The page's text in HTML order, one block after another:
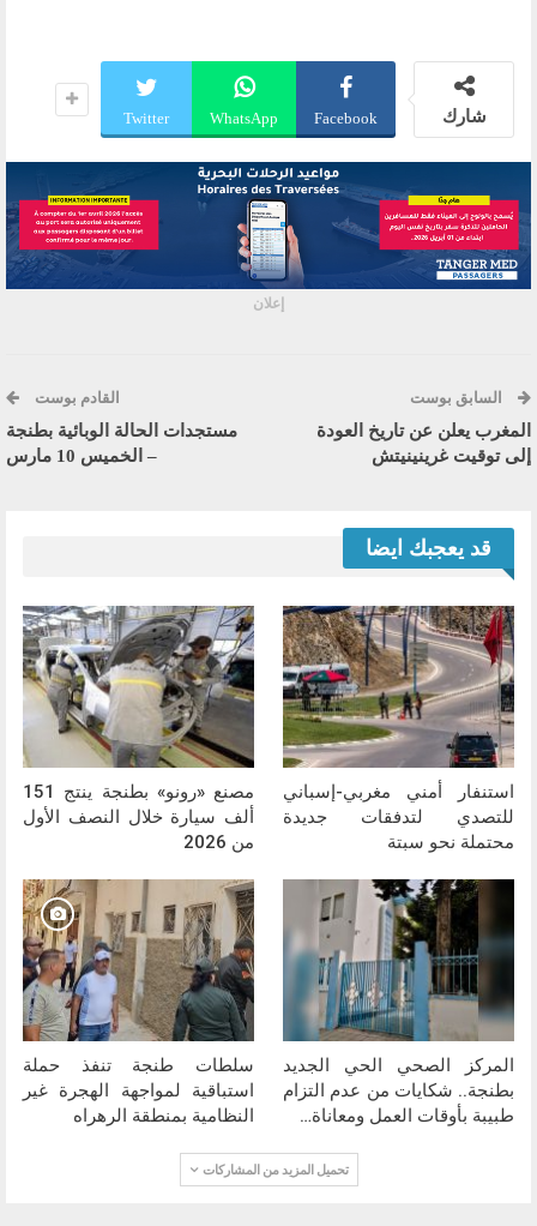
شارك Facebook
WhatsApp
Twitter
إعلان
السابق بوست
المغرب يعلن عن تاريخ العودة
إلى توقيت غرينينيتش
القادم بوست
مستجدات الحالة الوبائية بطنجة
– الخميس 10 مارس
قد يعجبك ايضا
استنفار أمني مغربي-إسباني
للتصدي لتدفقات جديدة
محتملة نحو سبتة
مصنع «رونو» بطنجة ينتج 151
ألف سيارة خلال النصف الأول
من 2026
المركز الصحي الحي الجديد
بطنجة.. شكايات من عدم التزام
طبيبة بأوقات العمل ومعاناة…
سلطات طنجة تنفذ حملة
استباقية لمواجهة الهجرة غير
النظامية بمنطقة الرهراه
تحميل المزيد من المشاركات